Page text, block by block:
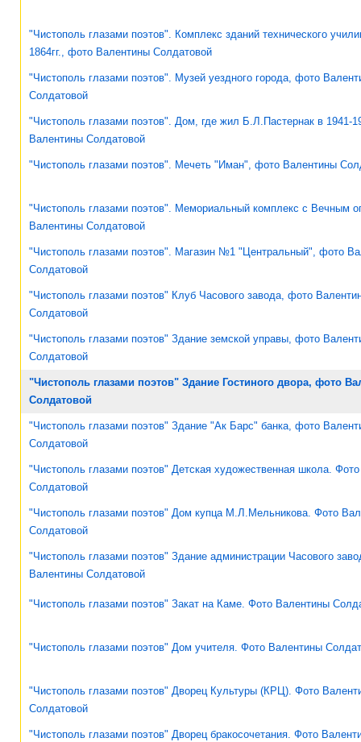
"Чистополь глазами поэтов". Комплекс зданий технического
1864гг., фото Валентины Солдатовой
"Чистополь глазами поэтов". Музей уездного города, фото
Солдатовой
"Чистополь глазами поэтов". Дом, где жил Б.Л.Пастернак в 1941-
Валентины Солдатовой
"Чистополь глазами поэтов". Мечеть "Иман", фото Валентины
"Чистополь глазами поэтов". Мемориальный комплекс с Вечным
Валентины Солдатовой
"Чистополь глазами поэтов". Магазин №1 "Центральный", фото
Солдатовой
"Чистополь глазами поэтов" Клуб Часового завода, фото
Солдатовой
"Чистополь глазами поэтов" Здание земской управы, фото
Солдатовой
"Чистополь глазами поэтов" Здание Гостиного двора, фото
Солдатовой
"Чистополь глазами поэтов" Здание "Ак Барс" банка, фото
Солдатовой
"Чистополь глазами поэтов" Детская художественная школа.
Солдатовой
"Чистополь глазами поэтов" Дом купца М.Л.Мельникова. Фото
Солдатовой
"Чистополь глазами поэтов" Здание администрации Часового
Валентины Солдатовой
"Чистополь глазами поэтов" Закат на Каме. Фото Валентины
"Чистополь глазами поэтов" Дом учителя. Фото Валентины
"Чистополь глазами поэтов" Дворец Культуры (КРЦ). Фото
Солдатовой
"Чистополь глазами поэтов" Дворец бракосочетания. Фото